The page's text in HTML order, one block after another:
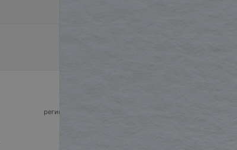
регистрирующий орган - Минский горисполком